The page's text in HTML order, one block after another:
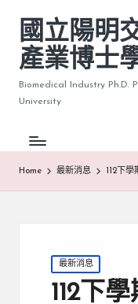
國立陽明
產業博士
Biomedical Industry
University
Home 最新消息 112下
Posted
最新消息
112下